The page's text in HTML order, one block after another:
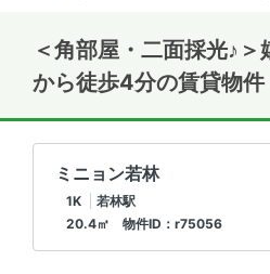
＜角部屋・二面採光♪
から徒歩4分の賃貸物件
ミニョン若林
1K
若林駅
20.4㎡ 物件ID：r75056